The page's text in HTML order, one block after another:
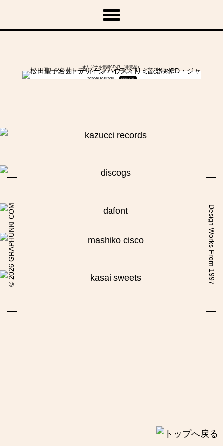
オリジナル音楽CD-R （非売品）
2020年10月30日 PRIVATE
Design Works From 1997
©
2026 GRAPHUNKI COM